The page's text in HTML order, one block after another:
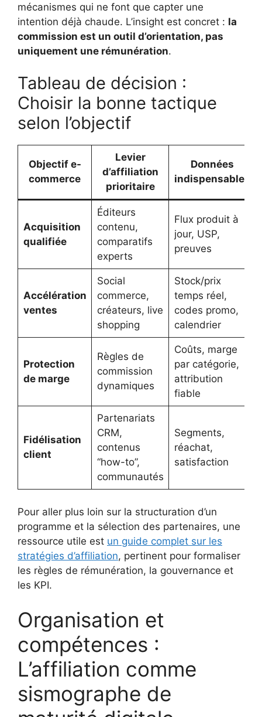
mécanismes qui ne font que capter une
intention déjà chaude. L’insight est concret : la
commission est un outil d’orientation, pas
uniquement une rémunération.
Tableau de décision :
Choisir la bonne tactique
selon l’objectif
Objectif e-
commerce
Levier
d’affiliation
prioritaire
Données
indispensables
Acquisition
qualifiée
Éditeurs
contenu,
comparatifs
experts
Flux produit à
jour, USP,
preuves
Accélération
ventes
Social
commerce,
créateurs, live
shopping
Stock/prix
temps réel,
codes promo,
calendrier
Protection
de marge
Règles de
commission
dynamiques
Coûts, marge
par catégorie,
attribution
fiable
Fidélisation
client
Partenariats
CRM,
contenus
“how-to”,
communautés
Segments,
réachat,
satisfaction
Pour aller plus loin sur la structuration d’un
programme et la sélection des partenaires, une
ressource utile est un guide complet sur les
stratégies d’affiliation, pertinent pour formaliser
les règles de rémunération, la gouvernance et
les KPI.
Organisation et
compétences :
L’affiliation comme
sismographe de